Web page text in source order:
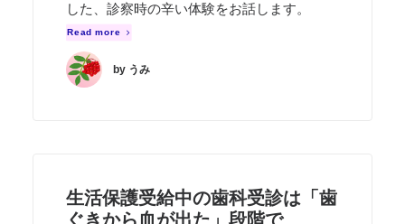
した、診察時の辛い体験をお話します。
Read more
by うみ
生活保護受給中の歯科受診は「歯
ぐきから血が出た」段階で